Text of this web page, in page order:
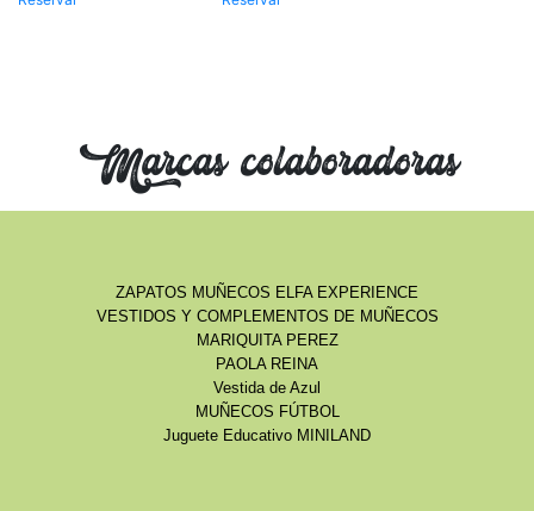
Marcas colaboradoras
ZAPATOS MUÑECOS ELFA EXPERIENCE
VESTIDOS Y COMPLEMENTOS DE MUÑECOS
MARIQUITA PEREZ
PAOLA REINA
Vestida de Azul
MUÑECOS FÚTBOL
Juguete Educativo MINILAND